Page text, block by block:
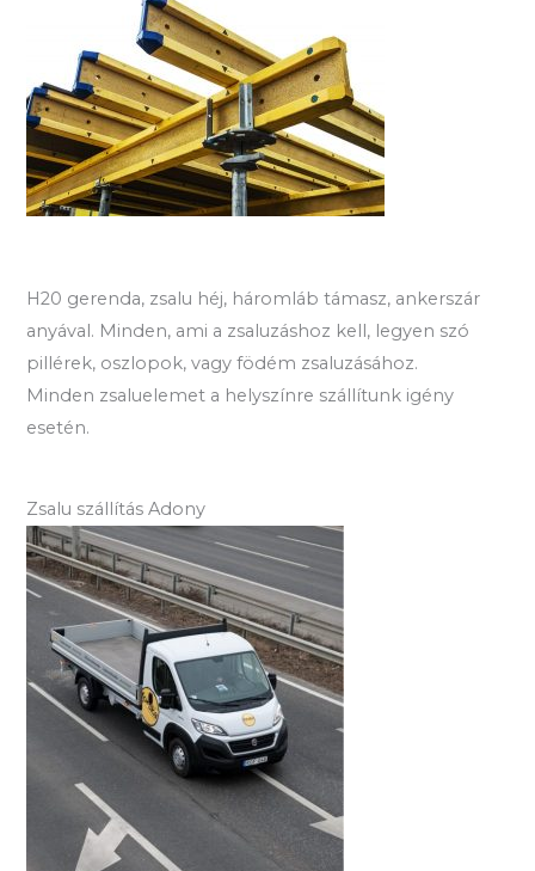
H20 gerenda, zsalu héj, háromláb támasz, ankerszár
anyával. Minden, ami a zsaluzáshoz kell, legyen szó
pillérek, oszlopok, vagy födém zsaluzásához.
Minden zsaluelemet a helyszínre szállítunk igény
esetén.
Zsalu szállítás Adony